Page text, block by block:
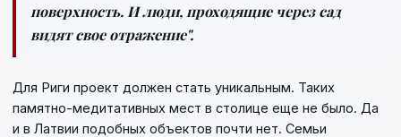
поверхность. И люди, проходящие через сад
видят свое отражение".
Для Риги проект должен стать уникальным. Таких
памятно-медитативных мест в столице еще не было. Да
и в Латвии подобных объектов почти нет. Семьи